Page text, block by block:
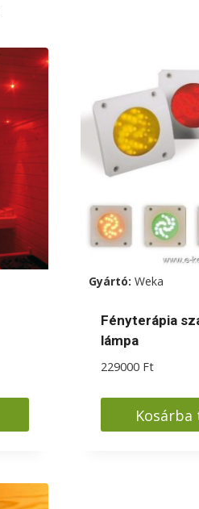
Gyártó: Weka
Fényterápia
lámpa
229000 Ft
Kosárba